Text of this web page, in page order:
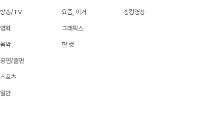
방송/TV
영화
음악
공연/출판
스포츠
일반
요즘, 이거
그래픽스
한 컷
랭킹영상